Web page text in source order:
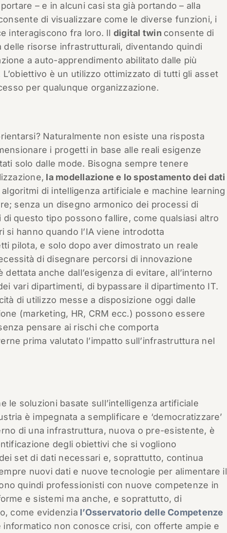
– e in alcuni casi sta già portando – alla
di visualizzare come le diverse funzioni, i
interagiscono fra loro. Il digital twin consente di
risorse infrastrutturali, diventando quindi
a auto-apprendimento abilitato dalle più
è un utilizzo ottimizzato di tutti gli asset
per qualunque organizzazione.
Naturalmente non esiste una risposta
i progetti in base alle reali esigenze
solo dalle mode. Bisogna sempre tenere
la modellazione e lo spostamento dei dati
di intelligenza artificiale e machine learning
senza un disegno armonico dei processi di
questo tipo possono fallire, come qualsiasi altro
hanno quando l’IA viene introdotta
pilota, e solo dopo aver dimostrato un reale
di disegnare percorsi di innovazione
anche dall’esigenza di evitare, all’interno
vari dipartimenti, di bypassare il dipartimento IT.
di utilizzo messe a disposizione oggi dalle
(marketing, HR, CRM ecc.) possono essere
pensare ai rischi che comporta
prima valutato l’impatto sull’infrastruttura nel
le soluzioni basate sull’intelligenza artificiale
è impegnata a semplificare e ‘democratizzare’
di una infrastruttura, nuova o pre-esistente, è
degli obiettivi che si vogliono
set di dati necessari e, soprattutto, continua
nuovi dati e nuove tecnologie per alimentare il
quindi professionisti con nuove competenze in
e sistemi ma anche, e soprattutto, di
come evidenzia l’Osservatorio delle Competenze
non conosce crisi, con offerte ampie e